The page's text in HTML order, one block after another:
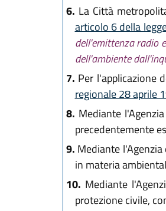
6. La Città
articolo 6 della
dell'emittenza radio
dell'ambiente
7. Per l'applicazione
regionale 28 aprile
8. Mediante
precedentemente
9. Mediante
in materia
10. Mediante
protezione civile,